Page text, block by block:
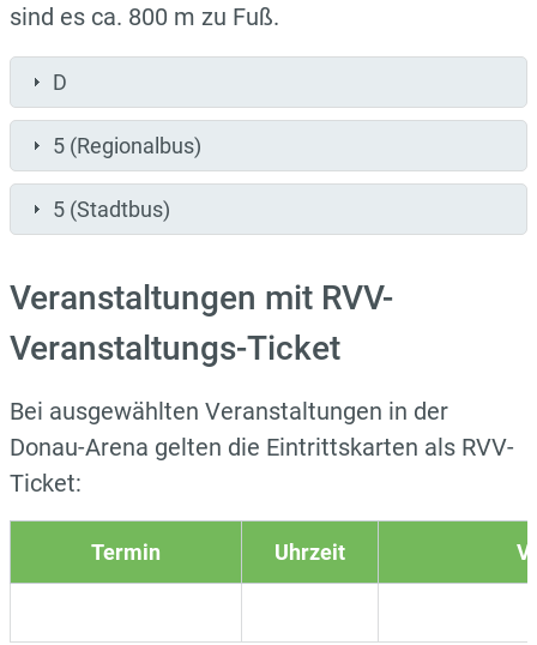
sind es ca. 800 m zu Fuß.
D
5 (Regionalbus)
5 (Stadtbus)
Veranstaltungen mit RVV-
Veranstaltungs-Ticket
Bei ausgewählten Veranstaltungen in der
Donau-Arena gelten die Eintrittskarten als RVV-
Ticket:
Termin Uhrzeit